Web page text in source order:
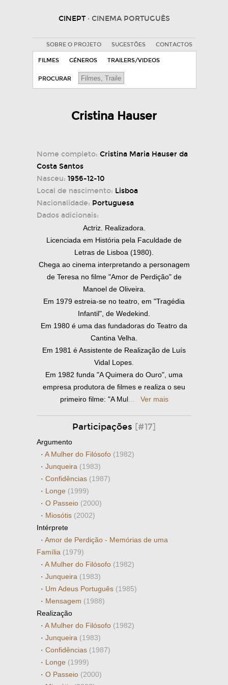
CINEPT · CINEMA PORTUGUÊS
SOBRE O PROJETO SUGESTÕES CONTACTOS
FILMES GÉNEROS TRAILERS/VIDEOS
PROCURAR
Cristina Hauser
Nome completo: Cristina Maria Hauser da
Costa Santos
Nasceu: 1956-12-10
Local de nascimento: Lisboa
Nacionalidade: Portuguesa
Dados adicionais:
Actriz. Realizadora.
Licenciada em História pela Faculdade de
Letras de Lisboa (1980).
Chega ao cinema interpretando a personagem
de Teresa no filme "Amor de Perdição" de
Manoel de Oliveira.
Em 1979 estreia-se no teatro, em "Tragédia
Infantil", de Wedekind.
Em 1980 é uma das fundadoras do Teatro da
Cantina Velha.
Em 1981 é Assistente de Realização de Luís
Vidal Lopes.
Em 1982 funda "A Quimera do Ouro", uma
empresa produtora de filmes e realiza o seu
primeiro filme: "A Mul... Ver mais
Participações [#17]
Argumento
· A Mulher do Filósofo (1982)
· Junqueira (1983)
· Confidências (1987)
· Longe (1999)
· O Passeio (2000)
· Miosótis (2002)
Intérprete
· Amor de Perdição - Memórias de uma
Família (1979)
· A Mulher do Filósofo (1982)
· Junqueira (1983)
· Um Adeus Português (1985)
· Mensagem (1988)
Realização
· A Mulher do Filósofo (1982)
· Junqueira (1983)
· Confidências (1987)
· Longe (1999)
· O Passeio (2000)